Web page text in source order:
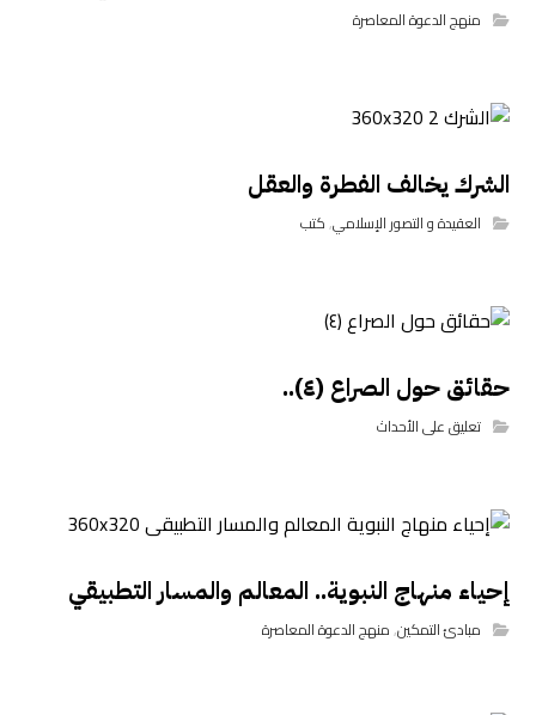
منهج الدعوة المعاصرة
الشرك يخالف الفطرة والعقل
العقيدة و التصور الإسلامي,كتب
حقائق حول الصراع (٤)..
تعليق على الأحداث
إحياء منهاج النبوية.. المعالم والمسار التطبيقي
مبادئ التمكين,منهج الدعوة المعاصرة